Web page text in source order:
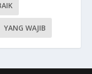
YANG WAJIB